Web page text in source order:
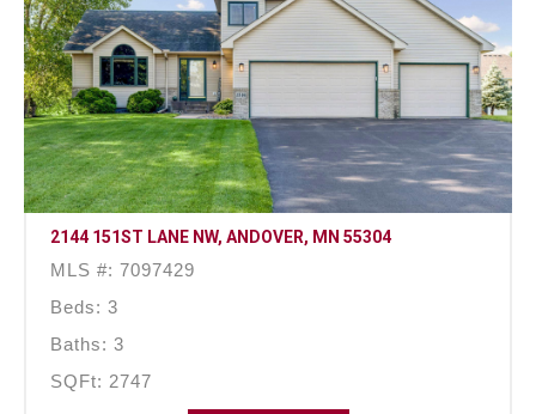
2144 151ST LANE NW, ANDOVER, MN 55304
MLS #: 7097429
Beds: 3
Baths: 3
SQFt: 2747